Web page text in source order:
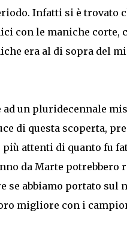
Infatti si è
con le maniche
era al di sopra del
un pluridecennale
di questa scoperta,
attenti di quanto fu
da Marte
abbiamo portato sul
migliore con i